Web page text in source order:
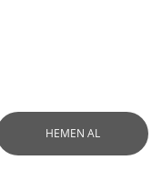
HEMEN AL